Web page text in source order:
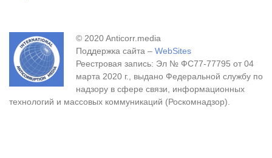
© 2020 Anticorr.media
Поддержка сайта – WebSites
Реестровая запись: Эл № ФС77-77795 от 04
марта 2020 г., выдано Федеральной службу по
надзору в сфере связи, информационных
технологий и массовых коммуникаций (Роскомнадзор).